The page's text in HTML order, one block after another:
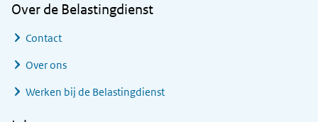
Over de Belastingdienst
Contact
Over ons
Werken bij de Belastingdienst